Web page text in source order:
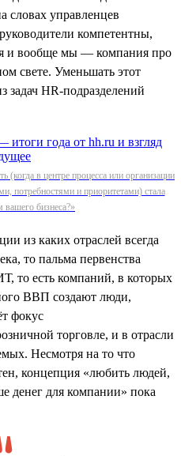
словах управленцев
компетентны,
и вообще мы — компания про
свете. Уменьшать этот
задач HR-подразделений
(когда в центре процесса или организации
потребностями и приоритетами) стала
бизнеса?»
из каких отраслей всегда
то пальма первенства
то есть компаний, в которых
ВВП создают люди,
фокус
торговле, и в отрасли
Несмотря на то что
концепция «любить людей,
денег для компании» пока